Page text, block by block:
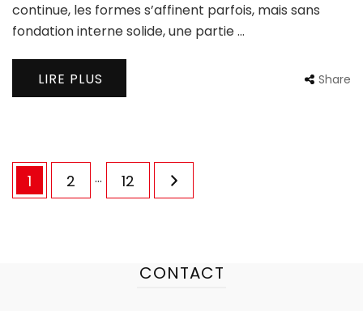
continue, les formes s’affinent parfois, mais sans
fondation interne solide, une partie …
LIRE PLUS Share
Pagination
des
Page
1 Page
2 … Page
12
CONTACT